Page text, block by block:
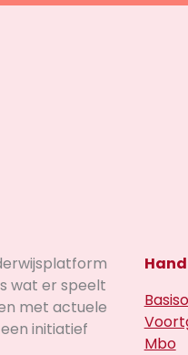
wat er speelt
met actuele
initiatief
Mbo